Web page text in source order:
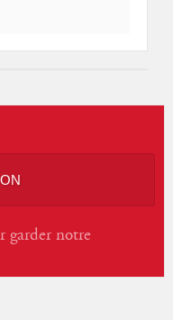
garder notre